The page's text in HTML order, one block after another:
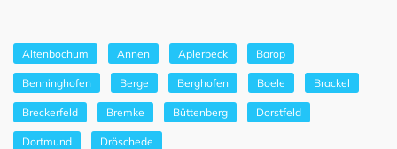
Altenbochum Annen Aplerbeck Barop
Benninghofen Berge Berghofen Boele Brackel
Breckerfeld Bremke Büttenberg Dorstfeld
Dortmund Dröschede